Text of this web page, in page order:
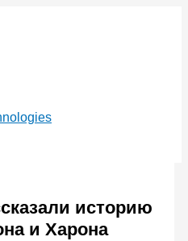
историю
и Харона